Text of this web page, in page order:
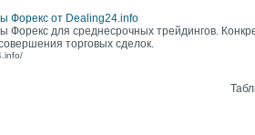
Форекс от Dealing24.info
Форекс для среднесрочных трейдингов.
торговых сделок.